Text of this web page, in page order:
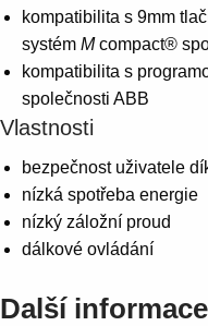
kompatibilita s 9mm
systém Mcompact®
kompatibilita s
společnosti ABB
Vlastnosti
bezpečnost uživatele
nízká spotřeba energie
nízký záložní proud
dálkové ovládání
Další informace